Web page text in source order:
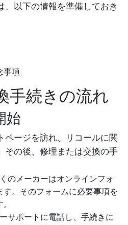
、以下の情報を準備しておき
事項
手続きの流れ
始
ページを訪れ、リコールに関
その後、修理または交換の手
のメーカーはオンラインフォ
す。そのフォームに必要事項を
サポートに電話し、手続きに